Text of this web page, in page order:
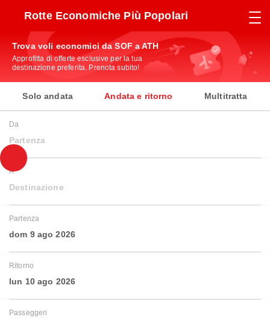
Rotte Economiche Più Popolari
Trova voli economici da SOF a ATH
Approfitta di offerte esclusive per la tua
destinazione preferita. Prenota subito!
Solo andata Andata e ritorno Multitratta
Da
Partenza
A
Destinazione
Partenza
dom 9 ago 2026
Ritorno
lun 10 ago 2026
Passeggeri